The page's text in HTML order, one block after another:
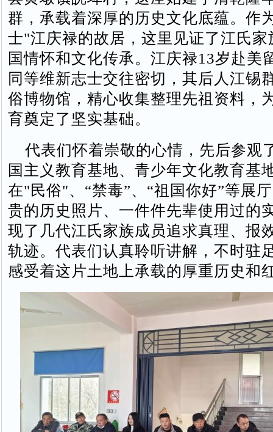
群，承载着深厚的历史文化底蕴。作
士"江庆禄的故居，这里见证了江氏家
国情怀和文化传承。江庆禄13岁赴美
同等维新志士交往密切，其后人江锡
俗博物馆，精心收集整理先祖资料，
育奠定了坚实基础。
代表们怀着崇敬的心情，先后参观
国主义教育基地、青少年文化教育基
在"民俗"、“禁毒”、“祖国你好”等展
贵的历史照片、一件件先辈使用过的
现了几代江氏家族成员追求真理、报
轨迹。代表们认真聆听讲解，不时驻
感受着这片土地上承载的厚重历史和